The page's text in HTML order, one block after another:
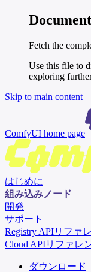
Fetch the
Use this file to
exploring
Skip to main content
ComfyUI home page
はじめに
組み込みノード
開発
サポート
Registry APIリファ
Cloud APIリファレ
ダウンロード